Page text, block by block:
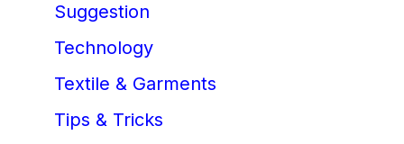
Suggestion
Technology
Textile & Garments
Tips & Tricks